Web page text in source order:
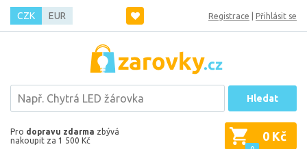
CZK EUR Registrace Přihlásit se
Hledat
Pro dopravu zdarma zbývá
nakoupit za 1 500 Kč
0 Kč